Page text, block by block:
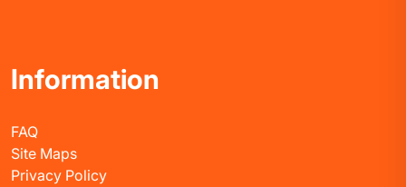
Information
FAQ
Site Maps
Privacy Policy